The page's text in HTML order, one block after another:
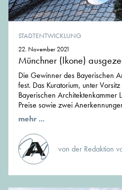
STADTENTWICKLUNG
22. November 2021
Münchner (Ikone)
Die Gewinner des Bayerischen
fest. Das Kuratorium, unter
Bayerischen Architektenkammer
Preise sowie zwei
mehr ...
von der Redaktion